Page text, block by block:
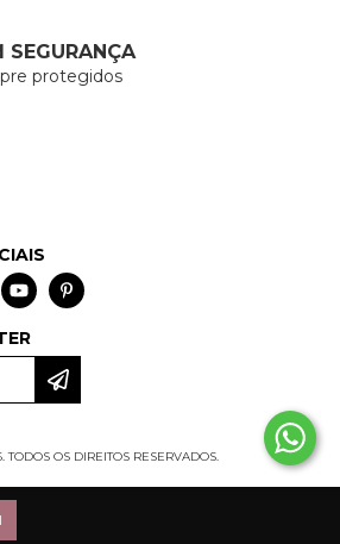
SEGURANÇA
protegidos
OS DIREITOS RESERVADOS.